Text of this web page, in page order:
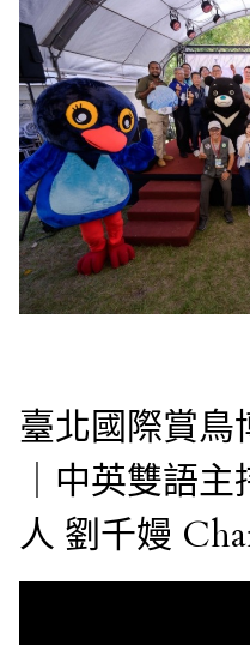
臺北國際賞鳥
｜中英雙語
人 劉千嫚